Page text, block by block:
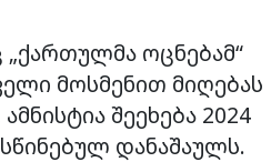
ოცნებამ“
მოსმენით მიღებას
ამნისტია შეეხება 2024
დანაშაულს.